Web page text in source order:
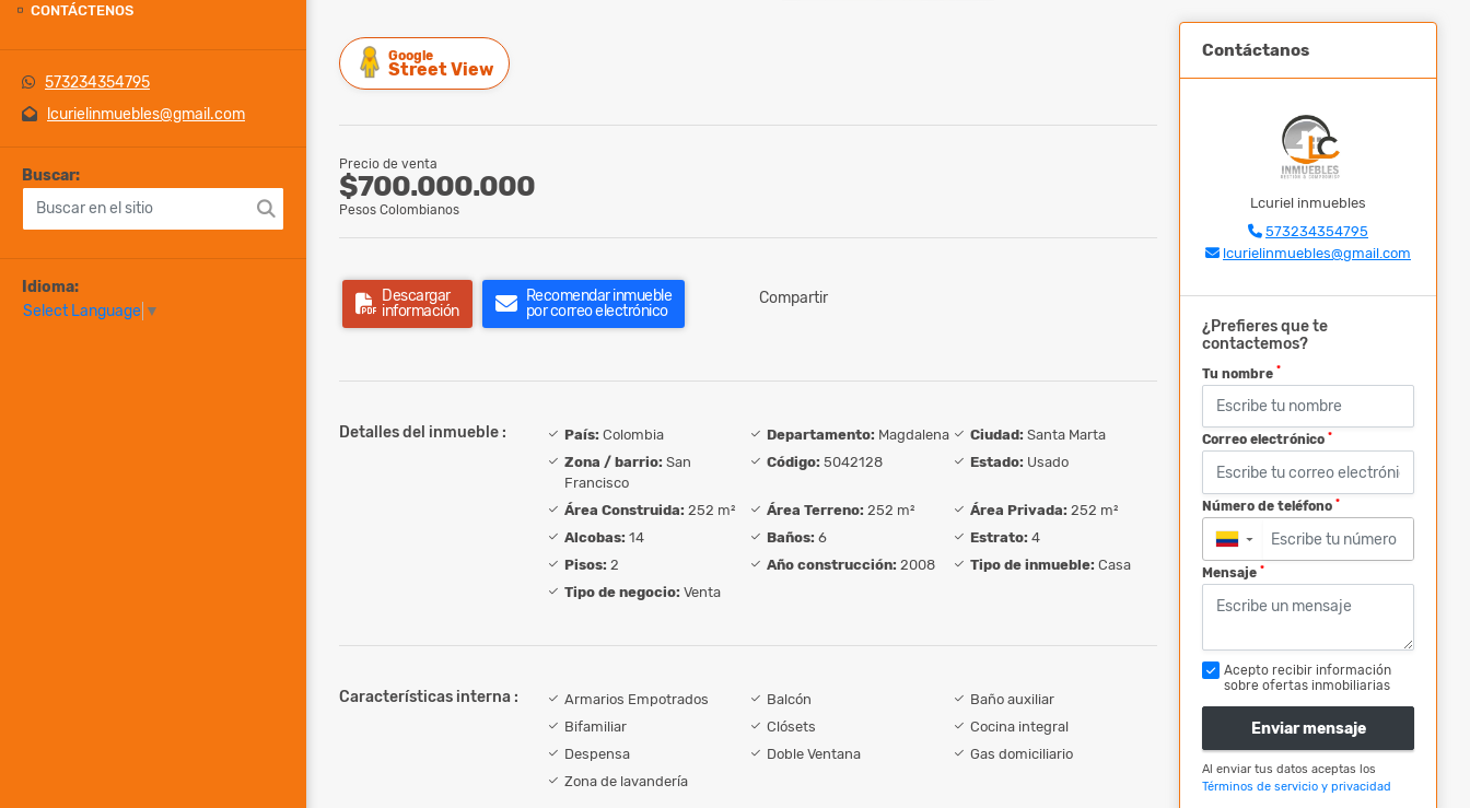
CONTÁCTENOS
573234354795
lcurielinmuebles@gmail.com
Buscar:
Idioma:
Select Language ▼
Google
Street View
Precio de venta
$700.000.000
Pesos Colombianos
Descargar
información
Recomendar inmueble
por correo electrónico
Compartir
Detalles del inmueble : País: Colombia Departamento: Magdalena Ciudad: Santa Marta
Zona / barrio: San
Francisco
Código: 5042128 Estado: Usado
Área Construida: 252 m² Área Terreno: 252 m² Área Privada: 252 m²
Alcobas: 14 Baños: 6 Estrato: 4
Pisos: 2 Año construcción: 2008 Tipo de inmueble: Casa
Tipo de negocio: Venta
Características interna : Armarios Empotrados Balcón
Baño auxiliar
Bifamiliar
Clósets
Cocina integral
Despensa
Doble Ventana
Gas domiciliario
Zona de lavandería
Contáctanos
Lcuriel inmuebles
573234354795
lcurielinmuebles@gmail.com
¿Prefieres que te
contactemos?
Tu nombre *
Correo electrónico *
Número de teléfono *
▼
Mensaje *
Acepto recibir información
sobre ofertas inmobiliarias
Enviar mensaje
Al enviar tus datos aceptas los
Términos de servicio y privacidad